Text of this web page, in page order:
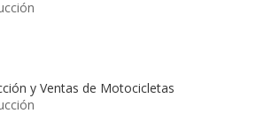
y Ventas de Motocicletas